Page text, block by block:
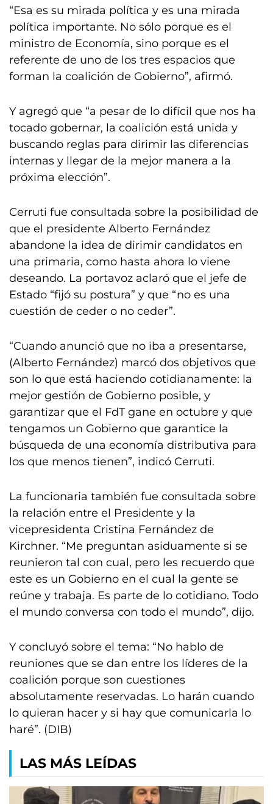
“Esa es su mirada política y es una mirada
política importante. No sólo porque es el
ministro de Economía, sino porque es el
referente de uno de los tres espacios que
forman la coalición de Gobierno”, afirmó.
Y agregó que “a pesar de lo difícil que nos ha
tocado gobernar, la coalición está unida y
buscando reglas para dirimir las diferencias
internas y llegar de la mejor manera a la
próxima elección”.
Cerruti fue consultada sobre la posibilidad de
que el presidente Alberto Fernández
abandone la idea de dirimir candidatos en
una primaria, como hasta ahora lo viene
deseando. La portavoz aclaró que el jefe de
Estado “fijó su postura” y que “no es una
cuestión de ceder o no ceder”.
“Cuando anunció que no iba a presentarse,
(Alberto Fernández) marcó dos objetivos que
son lo que está haciendo cotidianamente: la
mejor gestión de Gobierno posible, y
garantizar que el FdT gane en octubre y que
tengamos un Gobierno que garantice la
búsqueda de una economía distributiva para
los que menos tienen”, indicó Cerruti.
La funcionaria también fue consultada sobre
la relación entre el Presidente y la
vicepresidenta Cristina Fernández de
Kirchner. “Me preguntan asiduamente si se
reunieron tal con cual, pero les recuerdo que
este es un Gobierno en el cual la gente se
reúne y trabaja. Es parte de lo cotidiano. Todo
el mundo conversa con todo el mundo”, dijo.
Y concluyó sobre el tema: “No hablo de
reuniones que se dan entre los líderes de la
coalición porque son cuestiones
absolutamente reservadas. Lo harán cuando
lo quieran hacer y si hay que comunicarla lo
haré”. (DIB)
LAS MÁS LEÍDAS